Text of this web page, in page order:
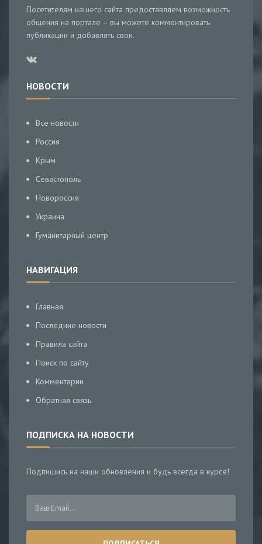
Посетителям нашего сайта предоставляем возможность
общения на портале – вы можете комментировать
публикации и добавлять свои.
НОВОСТИ
Все новости
Россия
Крым
Севастополь
Новороссия
Украина
Гуманитарный центр
НАВИГАЦИЯ
Главная
Последние новости
Правила сайта
Поиск по сайту
Комментарии
Обратная связь
ПОДПИСКА НА НОВОСТИ
Подпишись на наши обновления и будь всегда в курсе!